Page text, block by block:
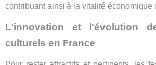
contribuant ainsi à la vitalité économique
L'innovation et l'évolution
culturels en France